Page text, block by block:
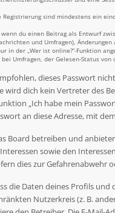
sind mindestens ein
du einen Beitrag als Entwurf
und Umfragen),
in der „Wer ist online?“-Funktion
Umfragen, der Gelesen-Status
dieses Passwort
dich kein Vertreter des
„Ich habe mein
an diese Adresse, mit
Board betreiben und
sowie den
dies zur
die Daten deines Profils
Nutzerkreis (z. B.